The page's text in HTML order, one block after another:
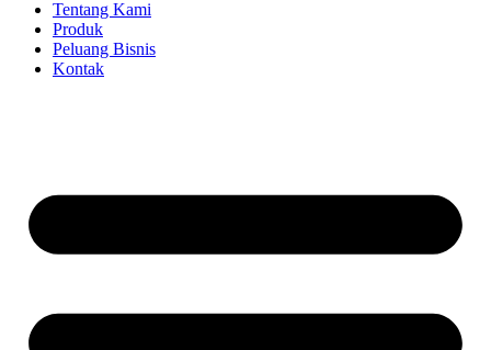
Tentang Kami
Produk
Peluang Bisnis
Kontak